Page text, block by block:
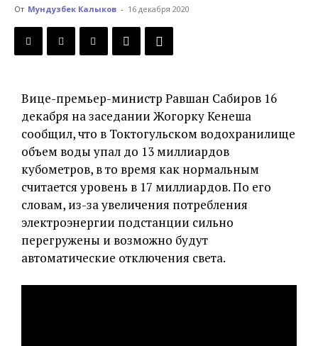
От Мундузбек Калыков - 16 декабря 2020
Вице-премьер-министр Равшан Сабиров 16
декабря на заседании Жогорку Кенеша
сообщил, что в Токтогульском водохранилище
объем воды упал до 13 миллиардов
кубометров, в то время как нормальным
считается уровень в 17 миллиардов. По его
словам, из-за увеличения потребления
электроэнергии подстанции сильно
перегружены и возможно будут
автоматические отключения света.